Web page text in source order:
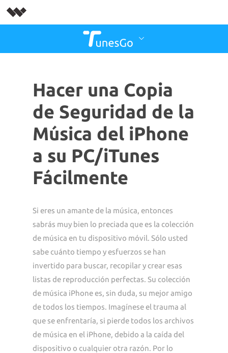
Hacer una Copia
de Seguridad de la
Música del iPhone
a su PC/iTunes
Fácilmente
Si eres un amante de la música, entonces
sabrás muy bien lo preciada que es la colección
de música en tu dispositivo móvil. Sólo usted
sabe cuánto tiempo y esfuerzos se han
invertido para buscar, recopilar y crear esas
listas de reproducción perfectas. Su colección
de música iPhone es, sin duda, su mejor amigo
de todos los tiempos. Imagínese el trauma al
que se enfrentaría, si pierde todos los archivos
de música en el iPhone, debido a la caída del
dispositivo o cualquier otra razón. Por lo